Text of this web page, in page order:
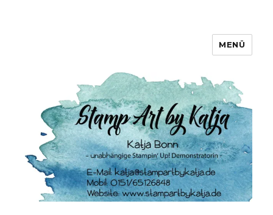
MENÜ